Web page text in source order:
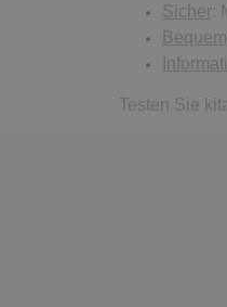
Sicher:
Bequem
Testen Sie